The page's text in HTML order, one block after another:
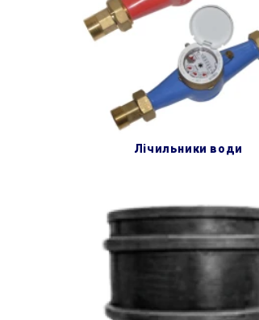
лічильники води